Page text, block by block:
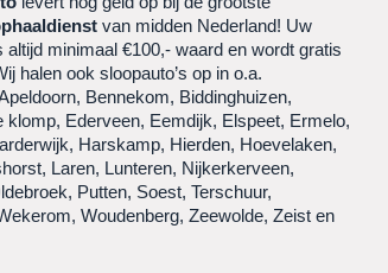
van midden Nederland! Uw
altijd minimaal €100,- waard en wordt gratis
halen ook sloopauto’s op in o.a.
Bennekom, Biddinghuizen,
klomp, Ederveen, Eemdijk, Elspeet, Ermelo,
Harskamp, Hierden, Hoevelaken,
Laren, Lunteren, Nijkerkerveen,
Putten, Soest, Terschuur,
Woudenberg, Zeewolde, Zeist en